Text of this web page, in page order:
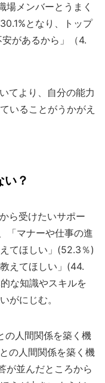
場メンバーとうまく
となり、トップ
があるから」（4.
てより、自分の能力
いることがうかがえ
？
ら受けたいサポー
「マナーや仕事の進
てほしい」(52.3％)
えてほしい」(44.
な知識やスキルを
がにじむ。
の人間関係を築く機
の人間関係を築く機
が並んだところから